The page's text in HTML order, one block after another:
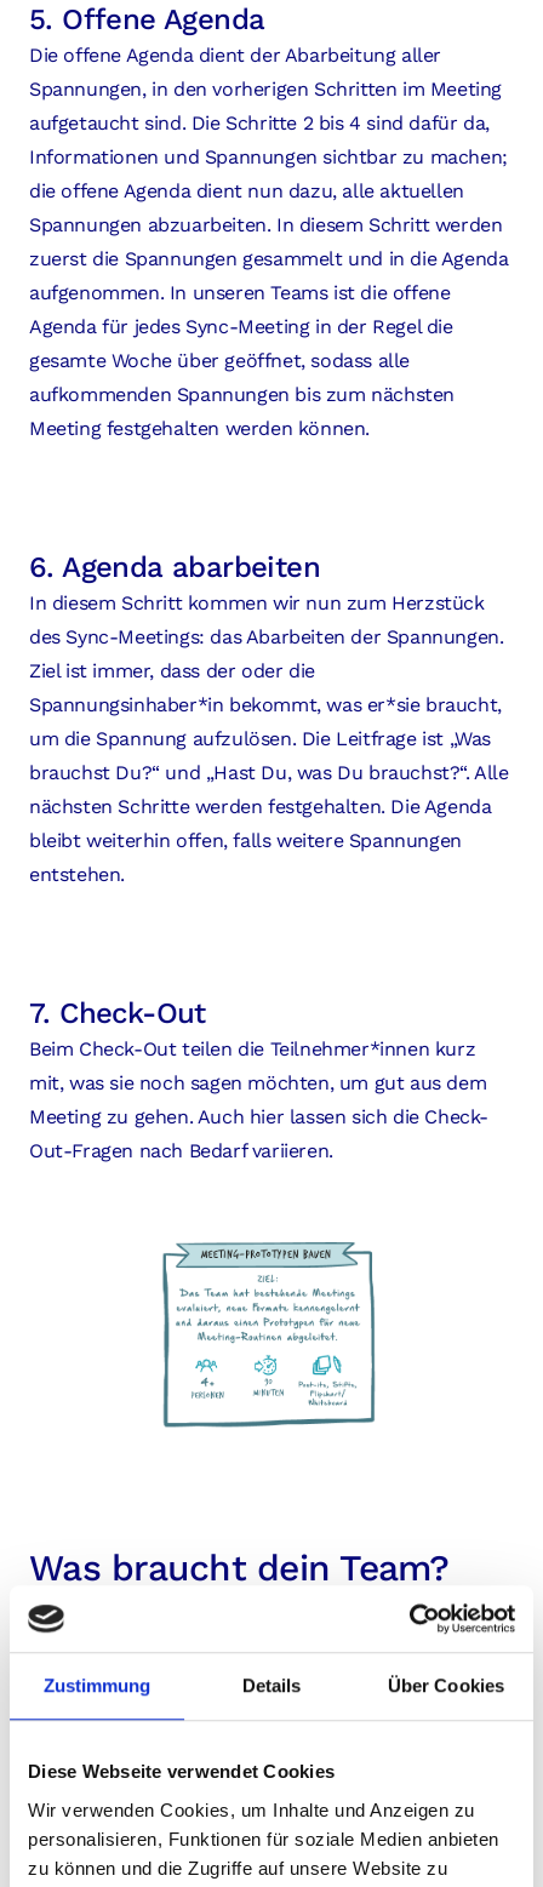
Zustimmung Details Über Cookies
Diese Webseite verwendet Cookies
Wir verwenden Cookies, um Inhalte und Anzeigen zu
personalisieren, Funktionen für soziale Medien anbieten
zu können und die Zugriffe auf unsere Website zu
5. Offene Agenda
Die offene Agenda dient der Abarbeitung aller
Spannungen, in den vorherigen Schritten im Meeting
aufgetaucht sind. Die Schritte 2 bis 4 sind dafür da,
Informationen und Spannungen sichtbar zu machen;
die offene Agenda dient nun dazu, alle aktuellen
Spannungen abzuarbeiten. In diesem Schritt werden
zuerst die Spannungen gesammelt und in die Agenda
aufgenommen. In unseren Teams ist die offene
Agenda für jedes Sync-Meeting in der Regel die
gesamte Woche über geöffnet, sodass alle
aufkommenden Spannungen bis zum nächsten
Meeting festgehalten werden können.
6. Agenda abarbeiten
In diesem Schritt kommen wir nun zum Herzstück
des Sync-Meetings: das Abarbeiten der Spannungen.
Ziel ist immer, dass der oder die
Spannungsinhaber*in bekommt, was er*sie braucht,
um die Spannung aufzulösen. Die Leitfrage ist „Was
brauchst Du?“ und „Hast Du, was Du brauchst?“. Alle
nächsten Schritte werden festgehalten. Die Agenda
bleibt weiterhin offen, falls weitere Spannungen
entstehen.
7. Check-Out
Beim Check-Out teilen die Teilnehmer*innen kurz
mit, was sie noch sagen möchten, um gut aus dem
Meeting zu gehen. Auch hier lassen sich die Check-
Out-Fragen nach Bedarf variieren.
Was braucht dein Team?
Erarbeite mit deinem Team euren
Sync Meeting Prototypen. Und so
geht's:
Suche dir eine Gruppe von ungefähr vier Personen
aus deinem Team. Gemeinsam findet ihr heraus: Was
braucht das Team, um Transparenz sicherzustellen
und regelmäßig nächste Schritte zu definieren? Was